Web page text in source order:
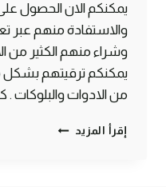
يمكنكم الان الحصول
والاستفادة منهم عبر
وشراء منهم الكثير من
يمكنكم ترقيتهم بشكل
من الادوات
إقرأ المزيد طريقة